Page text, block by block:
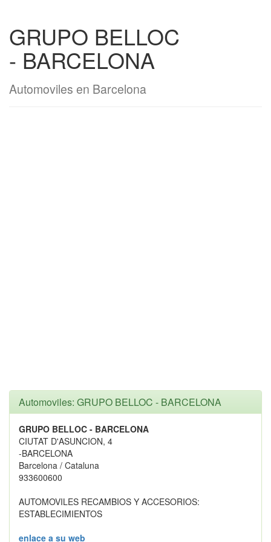
GRUPO BELLOC
- BARCELONA
Automoviles en Barcelona
Automoviles: GRUPO BELLOC - BARCELONA
GRUPO BELLOC - BARCELONA
CIUTAT D'ASUNCION, 4
-BARCELONA
Barcelona / Cataluna
933600600
AUTOMOVILES RECAMBIOS Y ACCESORIOS:
ESTABLECIMIENTOS
enlace a su web